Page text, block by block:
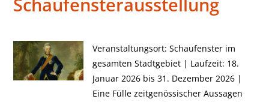
Veranstaltungsort: Schaufenster im
gesamten Stadtgebiet | Laufzeit: 18.
Januar 2026 bis 31. Dezember 2026 |
Eine Fülle zeitgenössischer Aussagen